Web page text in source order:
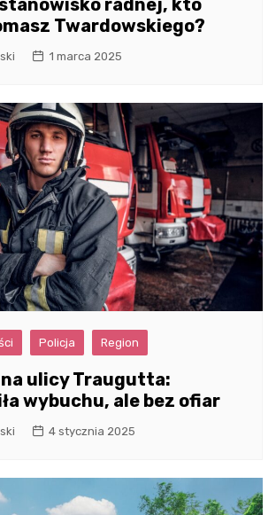
Twardowskiego?
1 marca 2025
Policja Region
ulicy Traugutta:
wybuchu, ale bez ofiar
4 stycznia 2025